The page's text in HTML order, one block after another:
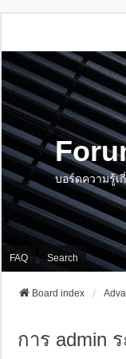
บอร์ดความรู้เ
FAQ Search
Board index
การ admin